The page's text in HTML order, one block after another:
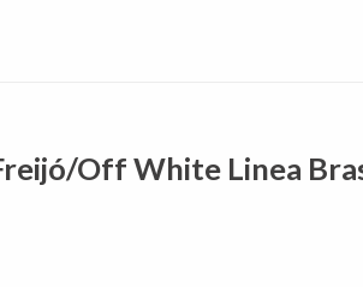
Off White Linea